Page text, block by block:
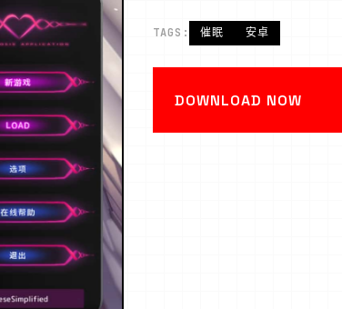
TAGS: 催眠 安卓
DOWNLOAD NOW